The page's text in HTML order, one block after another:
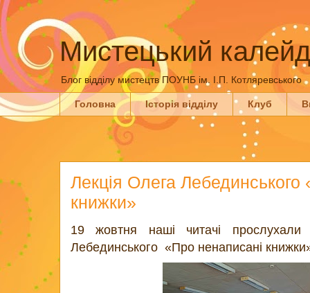
Мистецький
Блог відділу мистецтв ПОУНБ ім. І.П. Котляревського
Головна Історія відділу Клуб
Лекція Олега Лебединського
книжки»
19 жовтня наші читачі прослухали
Лебединського «Про ненаписані